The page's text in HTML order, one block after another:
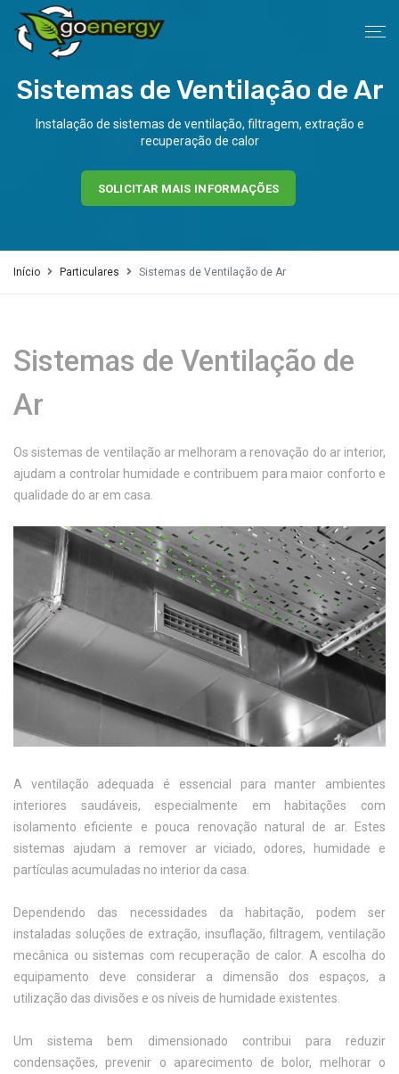
Sistemas de Ventilação de Ar
Instalação de sistemas de ventilação, filtragem, extração e
recuperação de calor
SOLICITAR MAIS INFORMAÇÕES
Início Particulares Sistemas de Ventilação de Ar
Sistemas de Ventilação de
Ar
Os sistemas de ventilação ar melhoram a renovação do ar interior,
ajudam a controlar humidade e contribuem para maior conforto e
qualidade do ar em casa.
A ventilação adequada é essencial para manter ambientes
interiores saudáveis, especialmente em habitações com
isolamento eficiente e pouca renovação natural de ar. Estes
sistemas ajudam a remover ar viciado, odores, humidade e
partículas acumuladas no interior da casa.
Dependendo das necessidades da habitação, podem ser
instaladas soluções de extração, insuflação, filtragem, ventilação
mecânica ou sistemas com recuperação de calor. A escolha do
equipamento deve considerar a dimensão dos espaços, a
utilização das divisões e os níveis de humidade existentes.
Um sistema bem dimensionado contribui para reduzir
condensações, prevenir o aparecimento de bolor, melhorar o